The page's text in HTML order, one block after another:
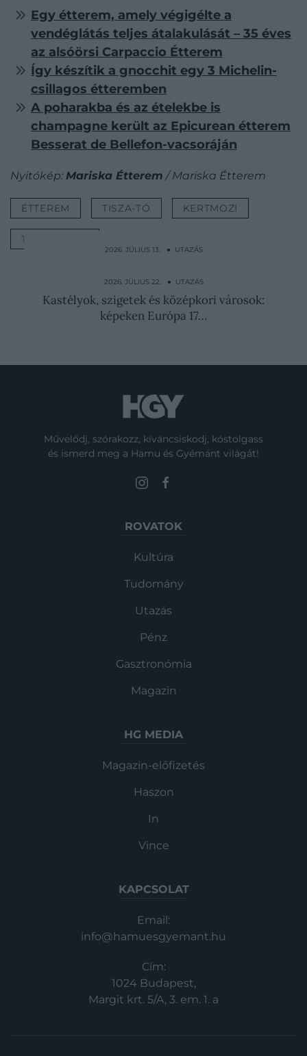
Egy étterem, amely végigélte a
vendéglátás teljes átalakulását – 35 éves
az alsóörsi Carpaccio Étterem
Így készítik a gnocchit egy 3 Michelin-
csillagos étteremben
A poharakba és az ételekbe is
champagne került az Epicurean étterem
Besserat de Bellefon-vacsoráján
Nyitókép: Mariska Étterem / Mariska Étterem
ÉTTEREM TISZA-TÓ KERTMOZI
TISZAFÜRED
2026. JÚLIUS 13. ● UTAZÁS
egy dolog azonban…
2026. JÚLIUS 22. ● UTAZÁS
Kastélyok, szigetek és középkori városok:
képeken Európa 17…
Művelődj, szórakozz, kíváncsiskodj, kóstolgass
és ismerd meg a Hamu és Gyémánt világát!
ROVATOK
Kultúra
Tudomány
Utazás
Pénz
Gasztronómia
Magazin
HG MEDIA
Magazin-előfizetés
Haszon
In
Vince
KAPCSOLAT
Email:
info@hamuesgyemant.hu
Cím:
1024 Budapest,
Margit krt. 5/A, 3. em. 1. a